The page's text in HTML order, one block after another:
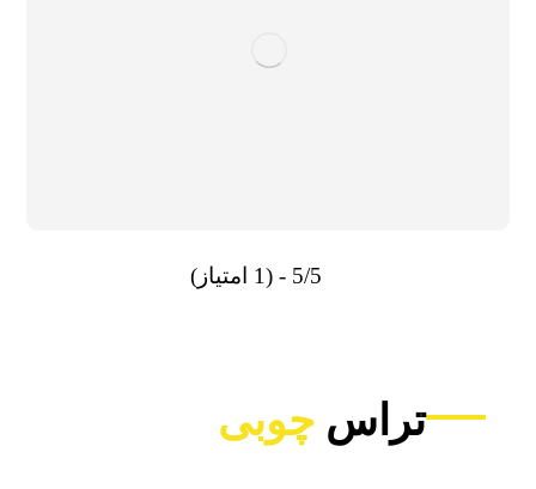
5/5 - (1 امتیاز)
تراسچوبی